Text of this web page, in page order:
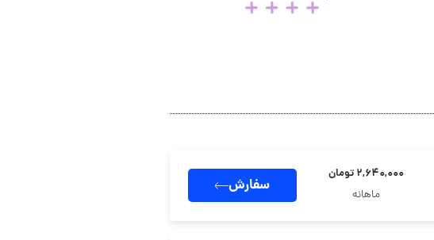
۲,۶۴۰,۰۰۰ تومان
ماهانه
سفارش